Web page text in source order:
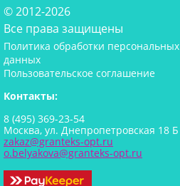
© 2012-2026
Все права защищены
Политика обработки персональных
данных
Пользовательское соглашение
Контакты:
8 (495) 369-23-54
Москва, ул. Днепропетровская 18 Б
zakaz@granteks-opt.ru
o.belyakova@granteks-opt.ru